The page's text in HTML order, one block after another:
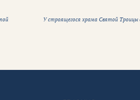
У строящегося храма Святой Троицы